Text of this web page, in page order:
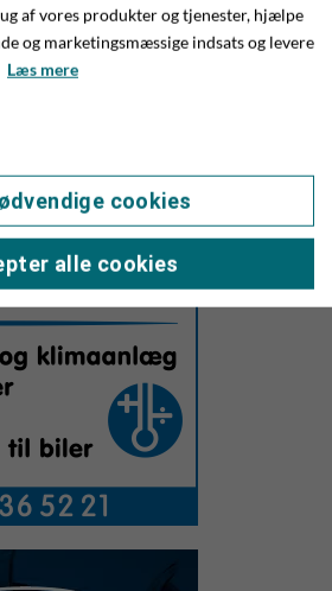
sådan et
Lad os krydse fingre for godt
af vores produkter og tjenester, hjælpe
og marketingsmæssige indsats og levere
Læs mere
cookies
alle cookies